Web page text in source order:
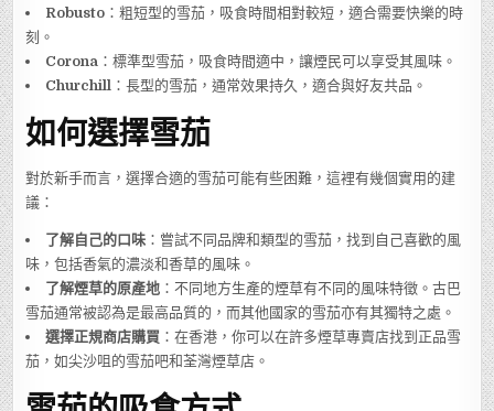
Robusto ：粗短型的雪茄，吸食時間相對較短，適合需要快樂的時
刻。
Corona ：標準型雪茄，吸食時間適中，讓煙民可以享受其風味。
Churchill ：長型的雪茄，通常效果持久，適合與好友共品。
如何選擇雪茄
對於新手而言，選擇合適的雪茄可能有些困難，這裡有幾個實用的建
議：
了解自己的口味 ：嘗試不同品牌和類型的雪茄，找到自己喜歡的風
味，包括香氣的濃淡和香草的風味。
了解煙草的原產地 ：不同地方生產的煙草有不同的風味特徵。古巴
雪茄通常被認為是最高品質的，而其他國家的雪茄亦有其獨特之處。
選擇正規商店購買 ：在香港，你可以在許多煙草專賣店找到正品雪
茄，如尖沙咀的雪茄吧和荃灣煙草店。